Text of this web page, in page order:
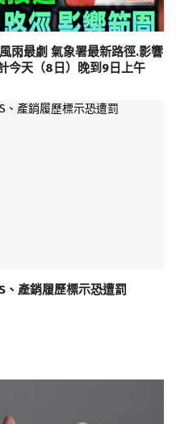
雨最劇 氣象署最新路徑.影響
今天（8日）晚到9日上午
產銷履歷標示恐遭罰